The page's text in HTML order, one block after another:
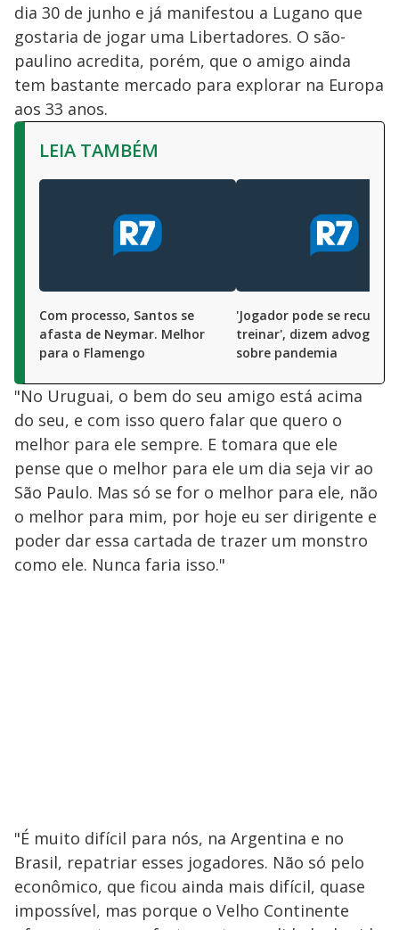
dia 30 de junho e já manifestou a Lugano que
gostaria de jogar uma Libertadores. O são-
paulino acredita, porém, que o amigo ainda
tem bastante mercado para explorar na Europa
aos 33 anos.
LEIA TAMBÉM
Com processo, Santos se
afasta de Neymar. Melhor
para o Flamengo
'Jogador pode se recusar
treinar', dizem
sobre pandemia
"No Uruguai, o bem do seu amigo está acima
do seu, e com isso quero falar que quero o
melhor para ele sempre. E tomara que ele
pense que o melhor para ele um dia seja vir ao
São Paulo. Mas só se for o melhor para ele, não
o melhor para mim, por hoje eu ser dirigente e
poder dar essa cartada de trazer um monstro
como ele. Nunca faria isso."
"É muito difícil para nós, na Argentina e no
Brasil, repatriar esses jogadores. Não só pelo
econômico, que ficou ainda mais difícil, quase
impossível, mas porque o Velho Continente